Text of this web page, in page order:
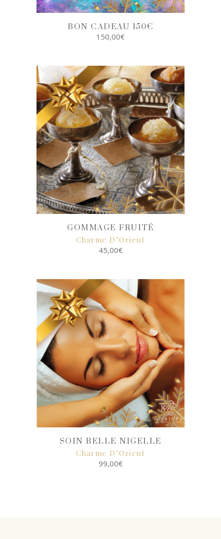
BON CADEAU 150€
150,00€
SELECT
OPTIONS
GOMMAGE FRUITÉ
Charme D’Orient
45,00€
SELECT
OPTIONS
SOIN BELLE NIGELLE
Charme D’Orient
99,00€